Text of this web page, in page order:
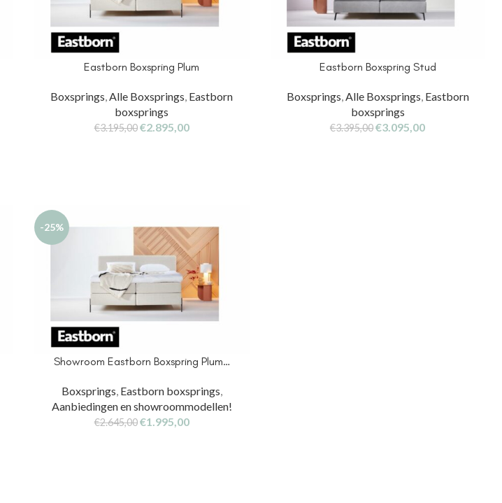
Eastborn Boxspring Plum
Boxsprings,Alle Boxsprings, Eastborn
boxsprings
€3.195,00€2.895,00
Eastborn Boxspring Stud
Boxsprings,Alle Boxsprings, Eastborn
boxsprings
€3.395,00€3.095,00
-25%
Showroom Eastborn Boxspring Plum…
Boxsprings, Eastborn boxsprings,
Aanbiedingen en showroommodellen!
€2.645,00€1.995,00